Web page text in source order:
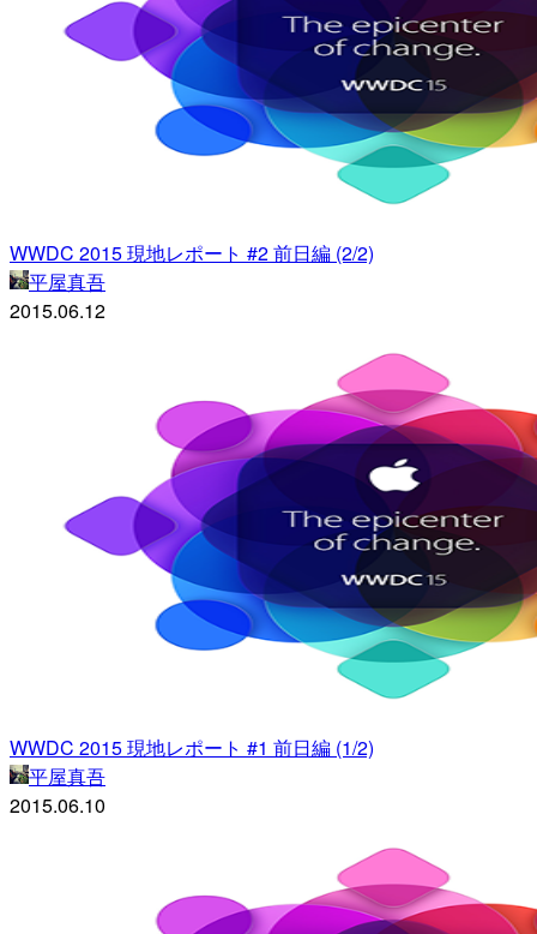
WWDC 2015 現地レポート #2 前日編 (2/2)
平屋真吾
2015.06.12
WWDC 2015 現地レポート #1 前日編 (1/2)
平屋真吾
2015.06.10